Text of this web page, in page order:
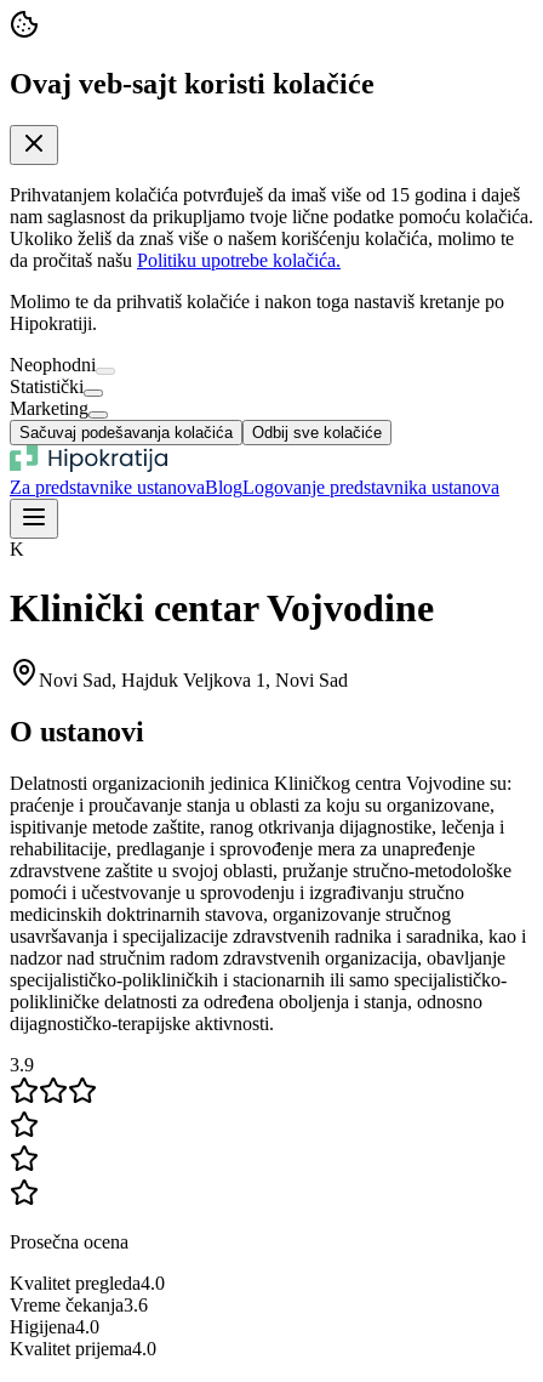
Ovaj veb-sajt koristi kolačiće
Prihvatanjem kolačića potvrđuješ da imaš više od 15 godina i daješ
nam saglasnost da prikupljamo tvoje lične podatke pomoću kolačića.
Ukoliko želiš da znaš više o našem korišćenju kolačića, molimo te
da pročitaš našu Politiku upotrebe kolačića.
Molimo te da prihvatiš kolačiće i nakon toga nastaviš kretanje po
Hipokratiji.
Neophodni
Statistički
Marketing
Sačuvaj podešavanja kolačića Odbij sve kolačiće
Za predstavnike ustanovaBlogLogovanje predstavnika ustanova
K
Klinički centar Vojvodine
Novi Sad, Hajduk Veljkova 1, Novi Sad
O ustanovi
Delatnosti organizacionih jedinica Kliničkog centra Vojvodine su:
praćenje i proučavanje stanja u oblasti za koju su organizovane,
ispitivanje metode zaštite, ranog otkrivanja dijagnostike, lečenja i
rehabilitacije, predlaganje i sprovođenje mera za unapređenje
zdravstvene zaštite u svojoj oblasti, pružanje stručno-metodološke
pomoći i učestvovanje u sprovodenju i izgrađivanju stručno
medicinskih doktrinarnih stavova, organizovanje stručnog
usavršavanja i specijalizacije zdravstvenih radnika i saradnika, kao i
nadzor nad stručnim radom zdravstvenih organizacija, obavljanje
specijalističko-polikliničkih i stacionarnih ili samo specijalističko-
polikliničke delatnosti za određena oboljenja i stanja, odnosno
dijagnostičko-terapijske aktivnosti.
3.9
Prosečna ocena
Kvalitet pregleda4.0
Vreme čekanja3.6
Higijena4.0
Kvalitet prijema4.0